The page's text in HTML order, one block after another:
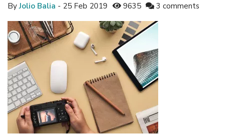
ByJolio Balia - 25 Feb 2019 9635 3 comments